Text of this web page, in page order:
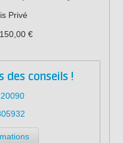
Privé
€
des conseils !